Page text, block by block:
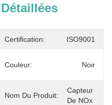
Certification: ISO9001
Couleur: Noir
Nom Du Produit:
Capteur
De NOx